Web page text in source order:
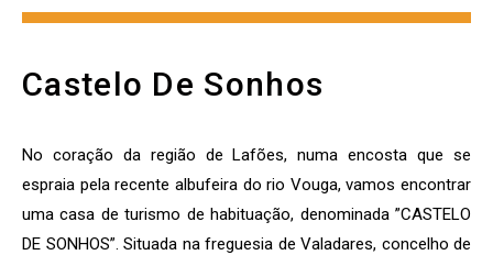
Castelo De Sonhos
No coração da região de Lafões, numa encosta que se
espraia pela recente albufeira do rio Vouga, vamos encontrar
uma casa de turismo de habituação, denominada ”CASTELO
DE SONHOS”. Situada na freguesia de Valadares, concelho de